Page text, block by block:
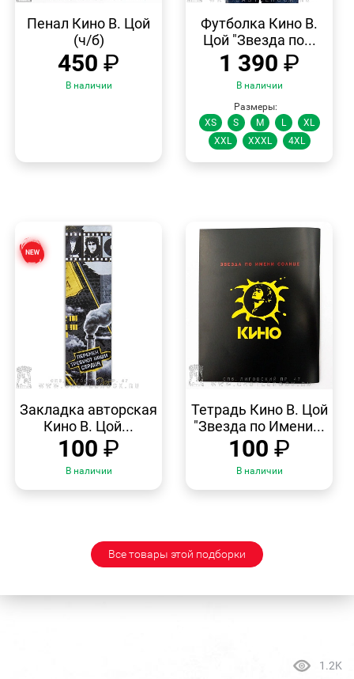
ПРОСМОТР
Пенал Кино В. Цой
(ч/б)
450 ₽
В наличии
ПРОСМОТР
Футболка Кино В.
Цой "Звезда по...
1 390 ₽
В наличии
Размеры:
XS
S M L
XL
XXL
XXXL 4XL
ПРОСМОТР
Закладка авторская
Кино В. Цой...
100 ₽
В наличии
ПРОСМОТР
Тетрадь Кино В. Цой
"Звезда по Имени...
100 ₽
В наличии
Все товары этой подборки
1.2K